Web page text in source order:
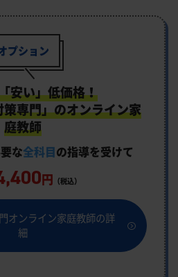
プション
安い」低価格！
専門」のオンライン家
庭教師
な全科目の指導を受けて
円 （税込）
オンライン家庭教師の詳
細